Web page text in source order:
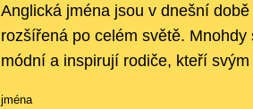
Anglická jména jsou v dnešní době
rozšířená po celém světě. Mnohdy
módní a inspirují rodiče, kteří svým
jména